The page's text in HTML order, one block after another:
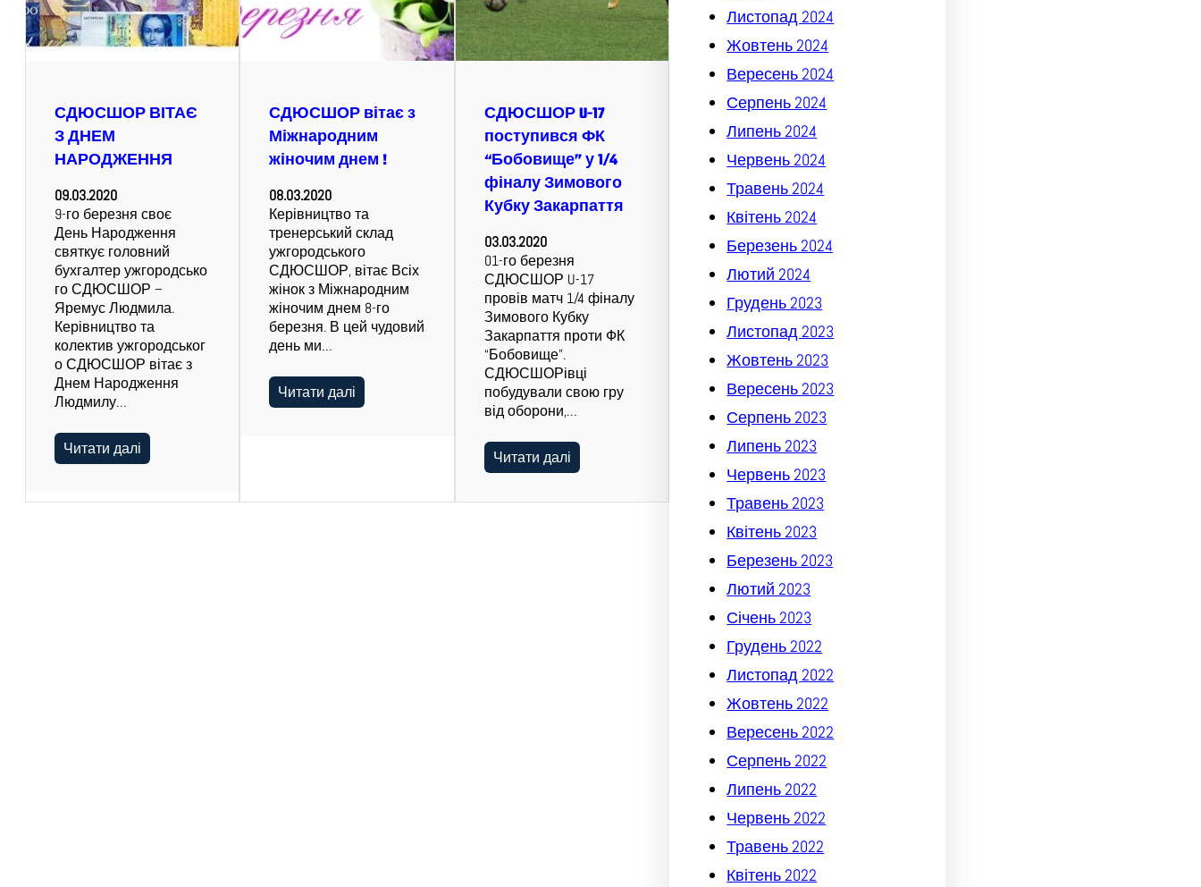
СДЮСШОР ВІТАЄ
З ДНЕМ
НАРОДЖЕННЯ
09.03.2020
9-го березня своє
День Народження
святкує головний
бухгалтер ужгородсько
го СДЮСШОР –
Яремус Людмила.
Керівництво та
колектив ужгородськог
о СДЮСШОР вітає з
Днем Народження
Людмилу…
Читати далі
СДЮСШОР вітає з
Міжнародним
жіночим днем !
08.03.2020
Керівництво та
тренерський склад
ужгородського
СДЮСШОР, вітає Всіх
жінок з Міжнародним
жіночим днем 8-го
березня. В цей чудовий
день ми…
Читати далі
СДЮСШОР U-17
поступився ФК
“Бобовище” у 1/4
фіналу Зимового
Кубку Закарпаття
03.03.2020
01-го березня
СДЮСШОР U-17
провів матч 1/4 фіналу
Зимового Кубку
Закарпаття проти ФК
“Бобовище”.
СДЮСШОРівці
побудували свою гру
від оборони,…
Читати далі
Листопад 2024
Жовтень 2024
Вересень 2024
Серпень 2024
Липень 2024
Червень 2024
Травень 2024
Квітень 2024
Березень 2024
Лютий 2024
Грудень 2023
Листопад 2023
Жовтень 2023
Вересень 2023
Серпень 2023
Липень 2023
Червень 2023
Травень 2023
Квітень 2023
Березень 2023
Лютий 2023
Січень 2023
Грудень 2022
Листопад 2022
Жовтень 2022
Вересень 2022
Серпень 2022
Липень 2022
Червень 2022
Травень 2022
Квітень 2022